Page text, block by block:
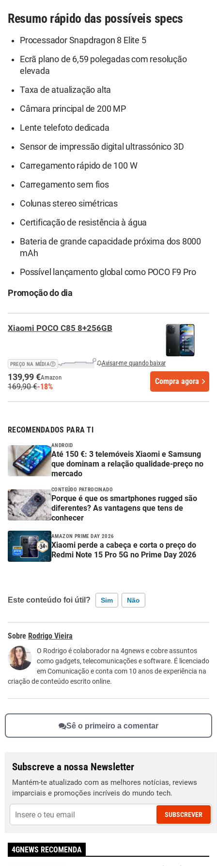
Resumo rápido das possíveis specs
Processador Snapdragon 8 Elite 5
Ecrã plano de 6,59 polegadas com resolução
elevada
Taxa de atualização alta
Câmara principal de 200 MP
Lente telefoto dedicada
Sensor de impressão digital ultrassónico 3D
Carregamento rápido de 100 W
Carregamento sem fios
Colunas stereo simétricas
Certificação de resistência à água
Bateria de grande capacidade próxima dos 8000
mAh
Possível lançamento global como POCO F9 Pro
Promoção do dia
Xiaomi POCO C85 8+256GB
PREÇO NA MÉDIA Avisar-me quando baixar
139,99 €Amazon
169,90 €-18%
Compra agora
RECOMENDADOS PARA TI
ANDROID
Até 150 €: 3 telemóveis Xiaomi e Samsung
que dominam a relação qualidade-preço no
mercado
CONTEÚDO PATROCINADO
Porque é que os smartphones rugged são
diferentes? As vantagens que tens de
conhecer
AMAZON PRIME DAY 2026
Xiaomi perde a cabeça e corta o preço do
Redmi Note 15 Pro 5G no Prime Day 2026
Este conteúdo foi útil? Sim Não
Este conteúdo contém informação incorreta
Este conteúdo não tem a informação que procuro
Outro
Rodrigo Vieira
O Rodrigo é colaborador na 4gnews e cobre assuntos
como gadgets, telecomunicações e software. É licenciado
em Comunicação e conta com 10 anos de experiência na
criação de conteúdo escrito online.
Sê o primeiro a comentar
Subscreve a nossa Newsletter
Mantém-te atualizado com as melhores notícias, reviews
imparciais e promoções incríveis do mundo tech.
SUBSCREVER
4GNEWS RECOMENDA